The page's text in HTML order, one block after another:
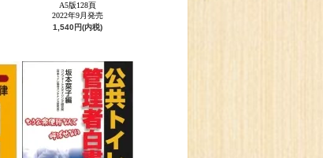
A5版128頁
2022年9月発売
1,540円(内税)